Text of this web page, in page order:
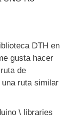
a la PC y